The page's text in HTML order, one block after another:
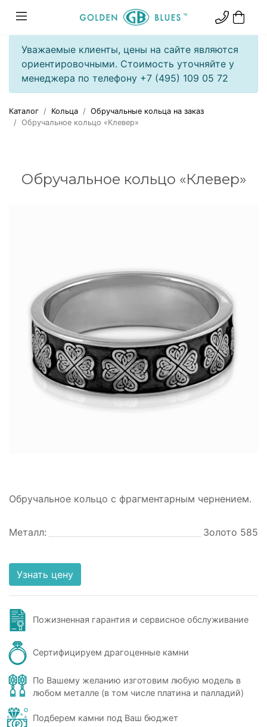
Уважаемые клиенты, цены на сайте являются
ориентировочными. Стоимость уточняйте у
менеджера по телефону +7 (495) 109 05 72
Каталог Кольца
Обручальные кольца на заказ
Обручальное кольцо «Клевер»
Обручальное кольцо «Клевер»
Обручальное кольцо с фрагментарным чернением.
Металл: Золото 585
Узнать цену
Пожизненная гарантия и сервисное обслуживание
Сертифицируем драгоценные камни
По Вашему желанию изготовим любую модель в
любом металле (в том числе платина и палладий)
Подберем камни под Ваш бюджет